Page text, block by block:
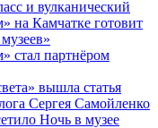
и вулканический
на Камчатке готовит
стал партнёром
вышла статья
Сергея Самойленко
Ночь в музее